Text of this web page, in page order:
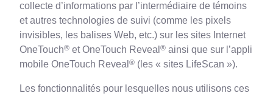
collecte d’informations par l’intermédiaire de témoins
et autres technologies de suivi (comme les pixels
invisibles, les balises Web, etc.) sur les sites Internet
OneTouch® et OneTouch Reveal ® ainsi que sur l’appli
mobile OneTouch Reveal ® (les « sites LifeScan »).
Les fonctionnalités pour lesquelles nous utilisons ces